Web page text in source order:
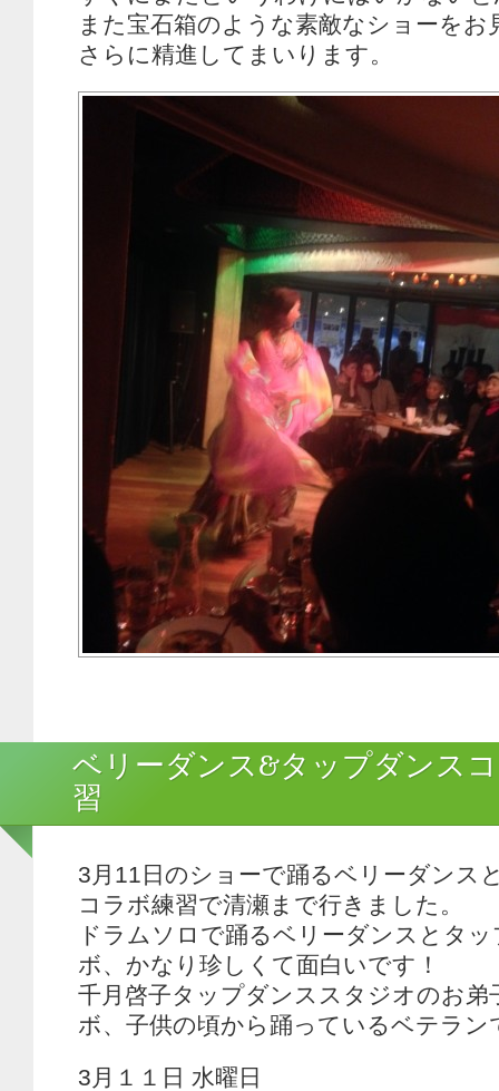
また宝石箱のような素敵なショーをお
さらに精進してまいります。
ベリーダンス&タップダンス
習
3月11日のショーで踊るベリーダンス
コラボ練習で清瀬まで行きました。
ドラムソロで踊るベリーダンスとタ
ボ、かなり珍しくて面白いです！
千月啓子タップダンススタジオのお弟
ボ、子供の頃から踊っているベテラン
3月１１日 水曜日